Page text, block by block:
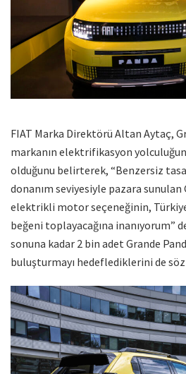
FIAT Marka Direktörü Altan Aytaç,
markanın elektrifikasyon
olduğunu belirterek, “Benzersiz
donanım seviyesiyle pazara sunulan
elektrikli motor seçeneğinin,
beğeni toplayacağına inanıyorum”
sonuna kadar 2 bin adet Grande
buluşturmayı hedeflediklerini de